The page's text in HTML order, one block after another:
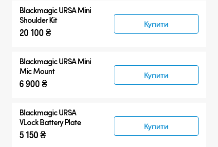
Blackmagic URSA Mini
Shoulder Kit
20 100 ₴
Купити
Blackmagic URSA Mini
Mic Mount
6 900 ₴
Купити
Blackmagic URSA
VLock Battery Plate
5 150 ₴
Купити